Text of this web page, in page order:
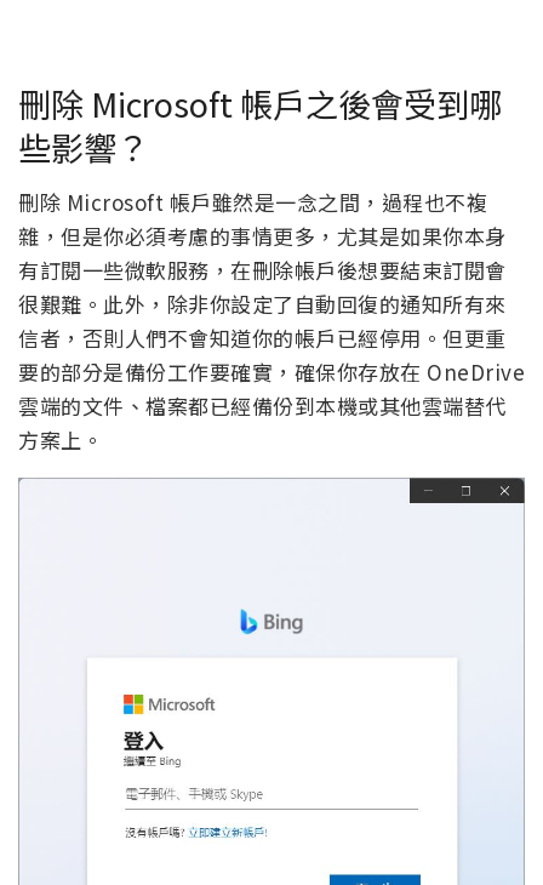
刪除 Microsoft 帳戶之後會受到哪
些影響？
刪除 Microsoft 帳戶雖然是一念之間，過程也不複
雜，但是你必須考慮的事情更多，尤其是如果你本身
有訂閱一些微軟服務，在刪除帳戶後想要結束訂閱會
很艱難。此外，除非你設定了自動回復的通知所有來
信者，否則人們不會知道你的帳戶已經停用。但更重
要的部分是備份工作要確實，確保你存放在 OneDrive
雲端的文件、檔案都已經備份到本機或其他雲端替代
方案上。